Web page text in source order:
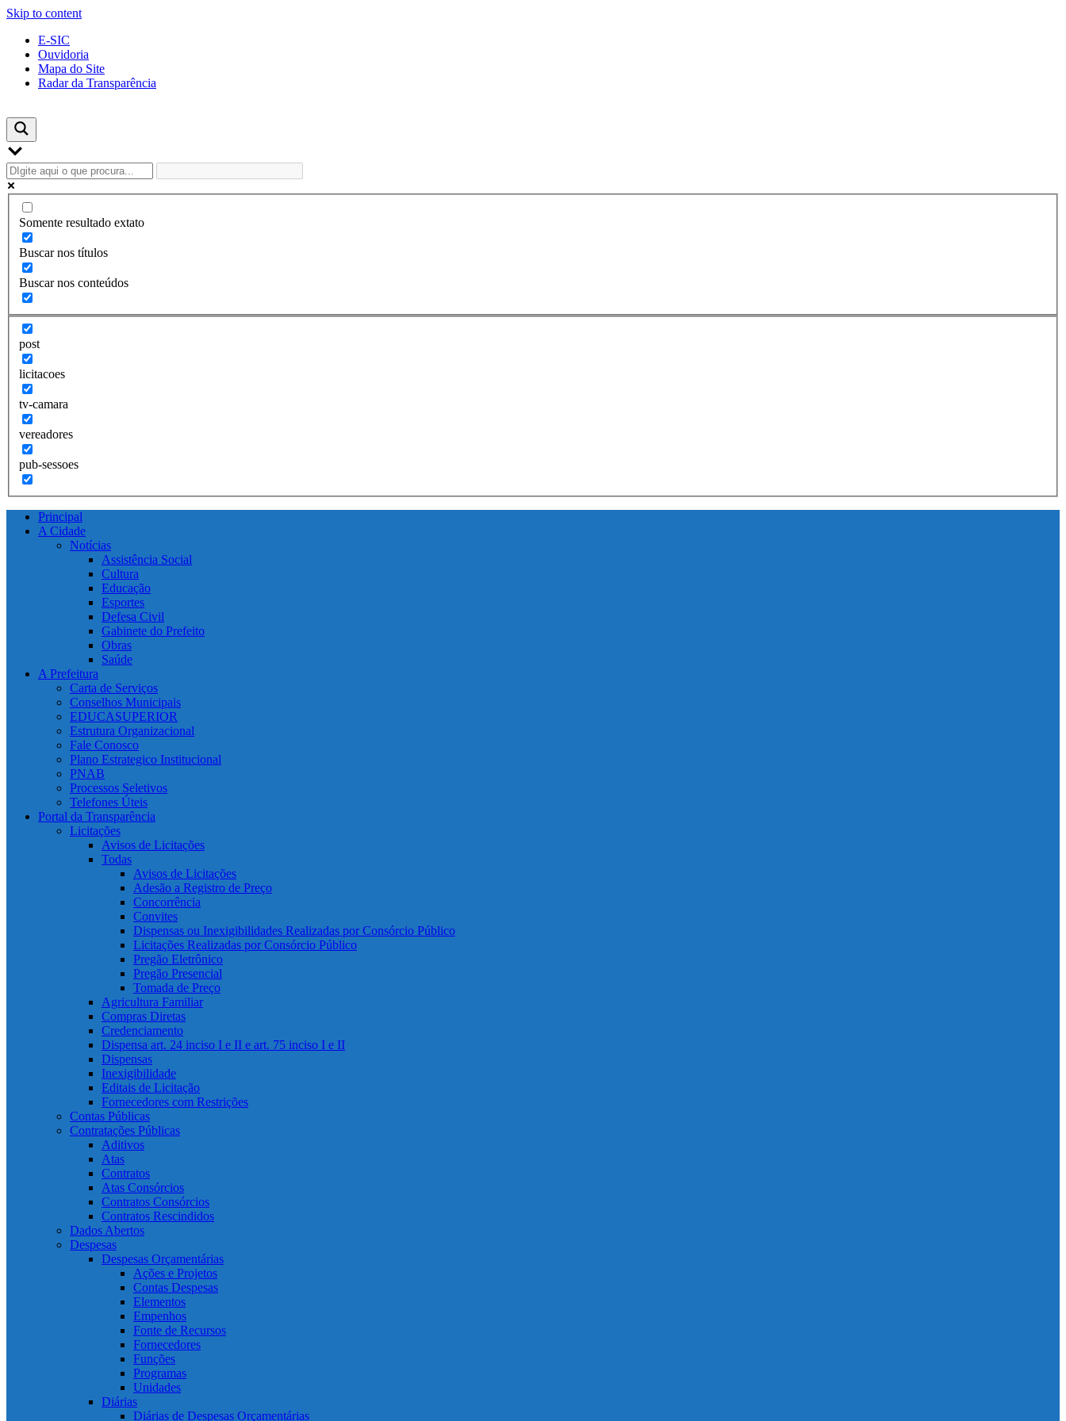
Skip to content
E-SIC
Ouvidoria
Mapa do Site
Radar da Transparência
Somente resultado extato
Buscar nos títulos
Buscar nos conteúdos
post
licitacoes
tv-camara
vereadores
pub-sessoes
Principal
A Cidade
Notícias
Assistência Social
Cultura
Educação
Esportes
Defesa Civil
Gabinete do Prefeito
Obras
Saúde
A Prefeitura
Carta de Serviços
Conselhos Municipais
EDUCASUPERIOR
Estrutura Organizacional
Fale Conosco
Plano Estrategico Institucional
PNAB
Processos Seletivos
Telefones Úteis
Portal da Transparência
Licitações
Avisos de Licitações
Todas
Avisos de Licitações
Adesão a Registro de Preço
Concorrência
Convites
Dispensas ou Inexigibilidades Realizadas por Consórcio Público
Licitações Realizadas por Consórcio Público
Pregão Eletrônico
Pregão Presencial
Tomada de Preço
Agricultura Familiar
Compras Diretas
Credenciamento
Dispensa art. 24 inciso I e II e art. 75 inciso I e II
Dispensas
Inexigibilidade
Editais de Licitação
Fornecedores com Restrições
Contas Públicas
Contratações Públicas
Aditivos
Atas
Contratos
Atas Consórcios
Contratos Consórcios
Contratos Rescindidos
Dados Abertos
Despesas
Despesas Orçamentárias
Ações e Projetos
Contas Despesas
Elementos
Empenhos
Fonte de Recursos
Fornecedores
Funções
Programas
Unidades
Diárias
Diárias de Despesas Orçamentárias